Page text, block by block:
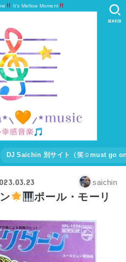
It's Mellow Moment
DJ Saichin 別サイト（笑☺must go
SEARCH
saichin
ポール・モーリ